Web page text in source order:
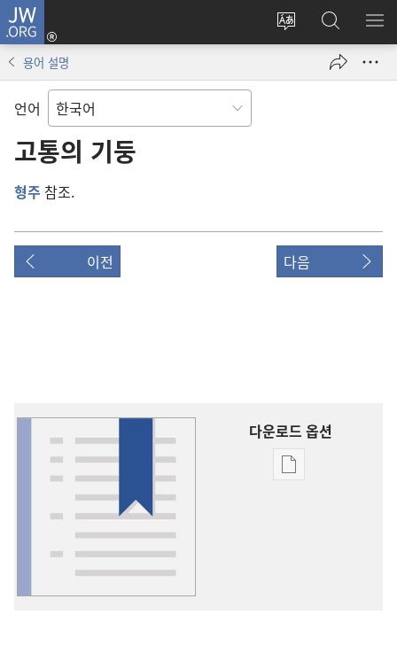
JW.ORG
사이트
변경
로그인
(새로운
열기)
JW.ORG
검색
메
용어 설명
언어
고통의 기둥
형주 참조.
이전 다음
다운로드 옵션
출판물